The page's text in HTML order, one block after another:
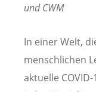
und CWM
In einer Welt,
menschlichen
aktuelle